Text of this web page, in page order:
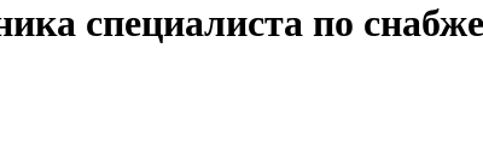
специалиста по